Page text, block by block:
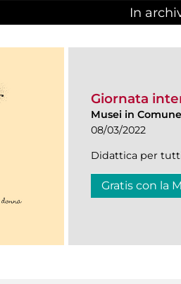
In
Giornata
Musei in Comune
08/03/2022
Didattica per
Gratis con la